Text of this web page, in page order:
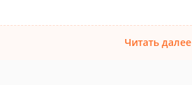
Читать далее